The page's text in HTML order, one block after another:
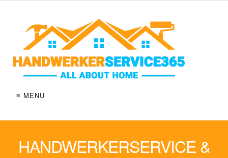
≡ MENU
HANDWERKERSERVICE &